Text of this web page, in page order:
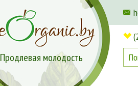
Продлевая молодость